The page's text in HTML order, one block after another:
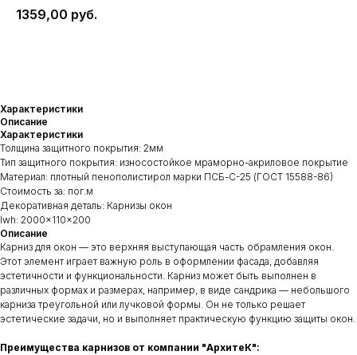
1359,00 руб.
Характеристики
Описание
Характеристики
Толщина защитного покрытия: 2мм
Тип защитного покрытия: износостойкое мраморно-акриловое покрытие
Материал: плотный пенополистирол марки ПСБ-С-25 (ГОСТ 15588-86)
Стоимость за: пог.м
Декоративная деталь: Карнизы окон
lwh: 2000x110x200
Описание
Карниз для окон — это верхняя выступающая часть обрамления окон.
Этот элемент играет важную роль в оформлении фасада, добавляя
эстетичности и функциональности. Карниз может быть выполнен в
различных формах и размерах, например, в виде сандрика — небольшого
карниза треугольной или лучковой формы. Он не только решает
эстетические задачи, но и выполняет практическую функцию защиты окон.
Преимущества карнизов от компании "АрхитеК":